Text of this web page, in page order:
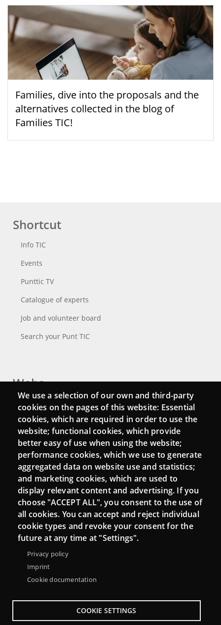
Families, dive into the proposals and the
alternatives collected in the blog of
Families TIC!
Shortcut
Info TIC
Events
Punttic TV
Catalogue of experts
Job and volunteer board
Search your Punt TIC
Webs
Login
Mattermost Punt TIC
Moodle CampusLab
Connect
Contact
Newsletters
We use a selection of our own and third-party
cookies on the pages of this website: Essential
cookies, which are required in order to use the
website; functional cookies, which provide
better easy of use when using the website;
performance cookies, which we use to generate
aggregated data on website use and statistics;
and marketing cookies, which are used to
display relevant content and advertising. If you
choose "ACCEPT ALL", you consent to the use of
all cookies. You can accept and reject individual
cookie types and revoke your consent for the
future at any time at "Settings".
Privacy policy
Imprint
Cookie documentation
COOKIE SETTINGS